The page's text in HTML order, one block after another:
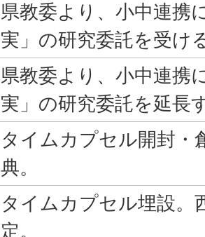
県教委より、小中連携
実」の研究委託を受け
県教委より、小中連携
実」の研究委託を延長
タイムカプセル開封・
典。
タイムカプセル埋設。
定。